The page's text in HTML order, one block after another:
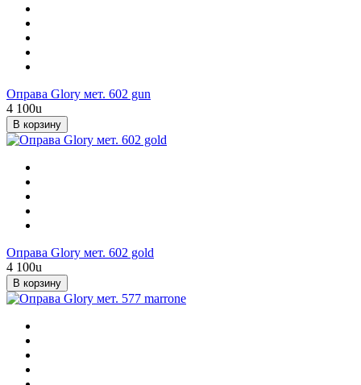
Оправа Glory мет. 602 gun
4 100u
В корзину
Оправа Glory мет. 602 gold
4 100u
В корзину